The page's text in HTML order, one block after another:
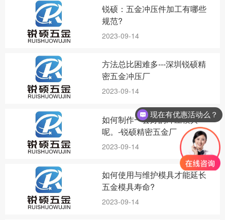
锐硕：五金冲压件加工有哪些
规范?
2023-09-14
方法总比困难多---深圳锐硕精
密五金冲压厂
2023-09-14
如何制作一套好的冲压模具
呢。-锐硕精密五金厂
2023-09-14
如何使用与维护模具才能延长
五金模具寿命?
2023-09-14
现在有优惠活动么？